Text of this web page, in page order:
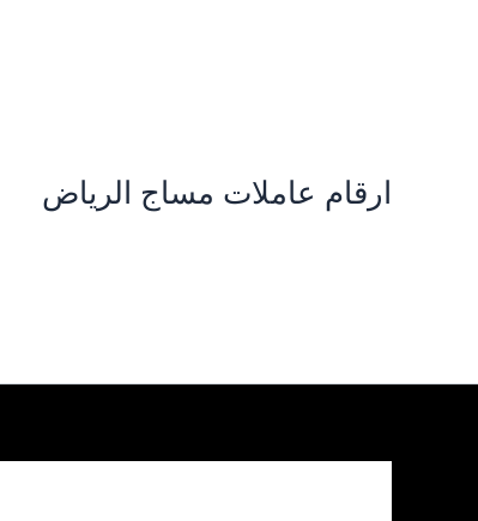
ارقام عاملات مساج الرياض